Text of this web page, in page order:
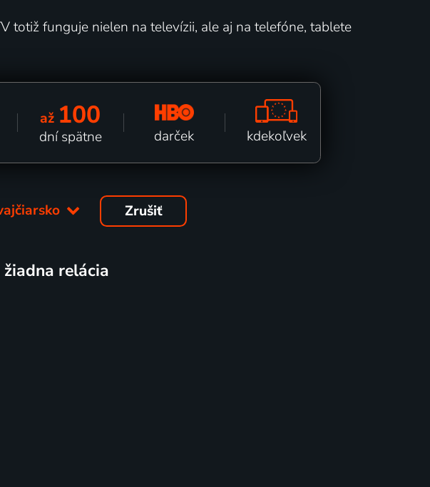
totiž funguje nielen na televízii, ale aj na telefóne, tablete
až 100
dní spätne darček kdekoľvek
Zrušiť
relácia